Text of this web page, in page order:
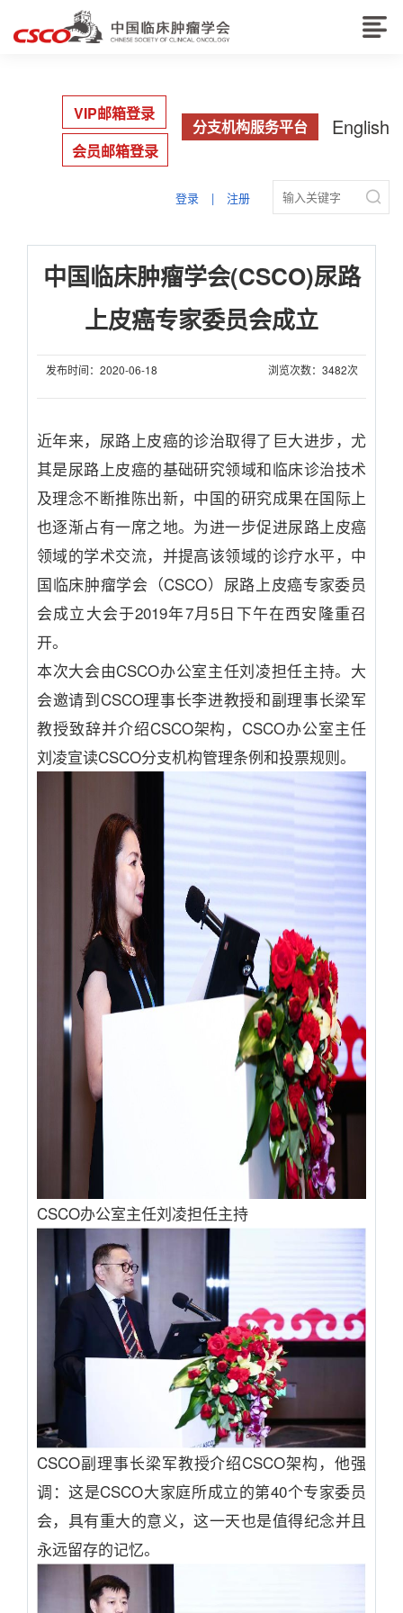
English
分支机构服务平台
VIP邮箱登录
会员邮箱登录

登录 | 注册
中国临床肿瘤学会(CSCO)尿路
上皮癌专家委员会成立
发布时间：2020-06-18 浏览次数：3482次
近年来，尿路上皮癌的诊治取得了巨大进步，尤
其是尿路上皮癌的基础研究领域和临床诊治技术
及理念不断推陈出新，中国的研究成果在国际上
也逐渐占有一席之地。为进一步促进尿路上皮癌
领域的学术交流，并提高该领域的诊疗水平，中
国临床肿瘤学会（CSCO）尿路上皮癌专家委员
会成立大会于2019年7月5日下午在西安隆重召
开。
本次大会由CSCO办公室主任刘凌担任主持。大
会邀请到CSCO理事长李进教授和副理事长梁军
教授致辞并介绍CSCO架构，CSCO办公室主任
刘凌宣读CSCO分支机构管理条例和投票规则。
CSCO办公室主任刘凌担任主持
CSCO副理事长梁军教授介绍CSCO架构，他强
调：这是CSCO大家庭所成立的第40个专家委员
会，具有重大的意义，这一天也是值得纪念并且
永远留存的记忆。